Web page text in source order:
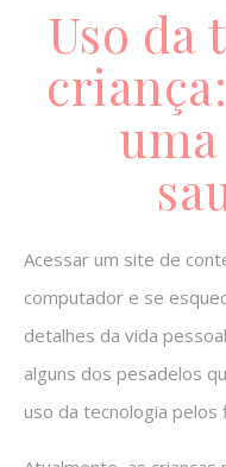
Uso da
Acessar um site de
computador e se
detalhes da vida
alguns dos pesadelos
uso da tecnologia pelos